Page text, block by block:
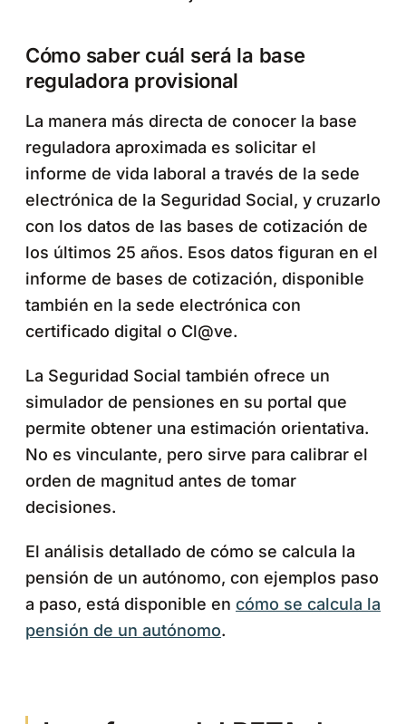
Cómo saber cuál será la base
reguladora provisional
La manera más directa de conocer la base
reguladora aproximada es solicitar el
informe de vida laboral a través de la sede
electrónica de la Seguridad Social, y cruzarlo
con los datos de las bases de cotización de
los últimos 25 años. Esos datos figuran en el
informe de bases de cotización, disponible
también en la sede electrónica con
certificado digital o Cl@ve.
La Seguridad Social también ofrece un
simulador de pensiones en su portal que
permite obtener una estimación orientativa.
No es vinculante, pero sirve para calibrar el
orden de magnitud antes de tomar
decisiones.
El análisis detallado de cómo se calcula la
pensión de un autónomo, con ejemplos paso
a paso, está disponible en cómo se calcula la
pensión de un autónomo.